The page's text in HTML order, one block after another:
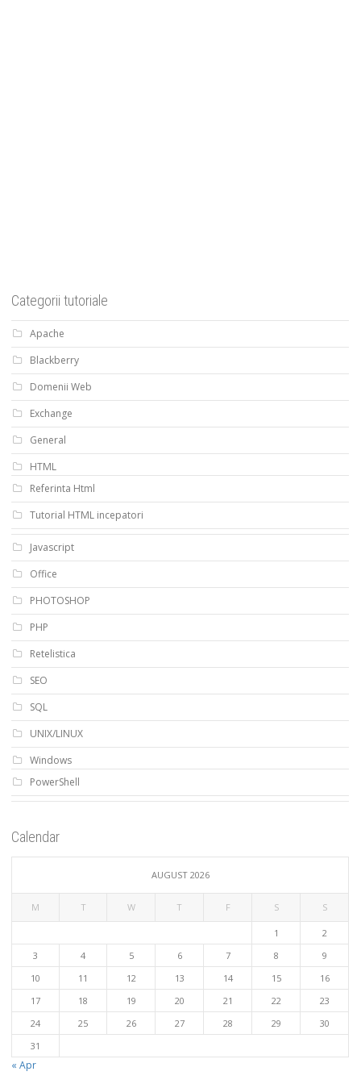
Categorii tutoriale
Apache
Blackberry
Domenii Web
Exchange
General
HTML
Referinta Html
Tutorial HTML incepatori
Javascript
Office
PHOTOSHOP
PHP
Retelistica
SEO
SQL
UNIX/LINUX
Windows
PowerShell
Calendar
AUGUST 2026
M T W T F S S
1
2
3
4 5 6 7 8
9
10
11 12 13 14 15
16
17
18 19 20 21 22
23
24
25 26 27 28 29
30
31
« Apr